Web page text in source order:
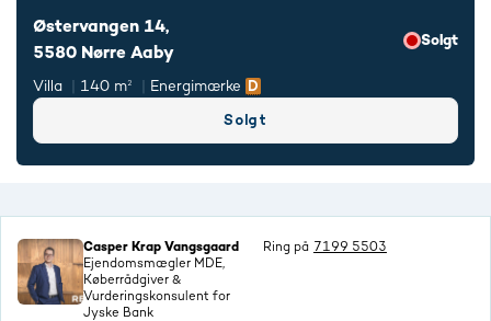
Østervangen 14,
5580 Nørre Aaby
Solgt
Villa 140 m² Energimærke
Solgt
Casper Krap Vangsgaard
Ejendomsmægler MDE,
Køberrådgiver &
Vurderingskonsulent for
Jyske Bank
Ring på 7199 5503